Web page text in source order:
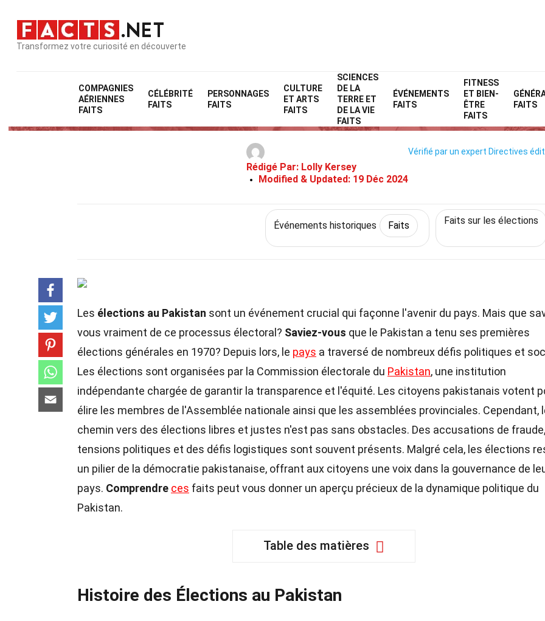
Transformez votre curiosité en découverte
COMPAGNIES
AÉRIENNES
FAITS
CÉLÉBRITÉ
FAITS
PERSONNAGES
FAITS
CULTURE
ET ARTS
FAITS
SCIENCES
DE LA
TERRE ET
DE LA VIE
FAITS
ÉVÉNEMENTS
FAITS
FITNESS
ET BIEN-
ÊTRE
FAITS
FAITS
Home HistoireFaits Événements historiques
28 Faits Sur Élections Au
Rédigé Par: Lolly Kersey
Modified & Updated: 19 Déc 2024
Vérifié par un expert Directives
Événements historiques Faits Faits sur les élections
Les élections au Pakistan sont un événement crucial qui façonne l'avenir du pays. Mais que
vous vraiment de ce processus électoral? Saviez-vous que le Pakistan a tenu ses premières
élections générales en 1970? Depuis lors, le pays a traversé de nombreux défis politiques et
Les élections sont organisées par la Commission électorale du Pakistan, une institution
indépendante chargée de garantir la transparence et l'équité. Les citoyens pakistanais votent
élire les membres de l'Assemblée nationale ainsi que les assemblées provinciales. Cependant,
chemin vers des élections libres et justes n'est pas sans obstacles. Des accusations de
tensions politiques et des défis logistiques sont souvent présents. Malgré cela, les élections
un pilier de la démocratie pakistanaise, offrant aux citoyens une voix dans la gouvernance de
pays. Comprendre ces faits peut vous donner un aperçu précieux de la dynamique politique du
Pakistan.
Table des matières
Histoire des Élections au Pakistan